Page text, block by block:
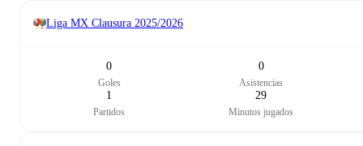
Liga MX Clausura 2025/2026
0
Goles
0
Asistencias
1
Partidos
29
Minutos jugados